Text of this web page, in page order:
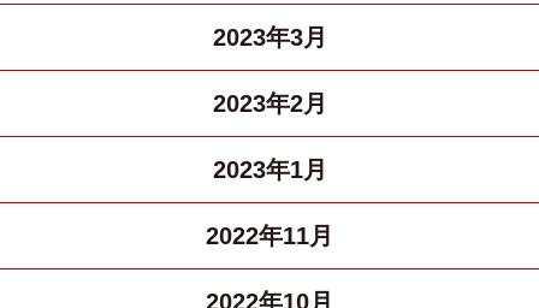
2023年3月
2023年2月
2023年1月
2022年11月
2022年10月